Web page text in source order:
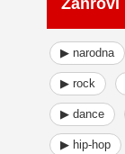
Žanrovi
▶ narodna
▶ rock
▶ dance
▶ hip-hop